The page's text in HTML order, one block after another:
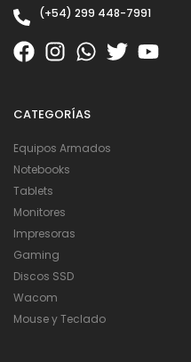
(+54) 299 448-7991
CATEGORÍAS
Equipos Armados
Notebooks
Tablets
Monitores
Impresoras
Gaming
Discos SSD
Wacom
Mouse y Teclado